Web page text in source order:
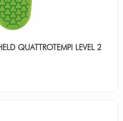
QUATTROTEMPI LEVEL 2